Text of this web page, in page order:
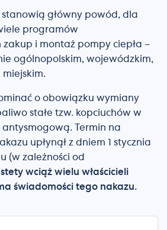
stanowią główny powód, dla
programów
i montaż pompy ciepła –
ogólnopolskim, wojewódzkim,
o obowiązku wymiany
stałe tzw. kopciuchów w
antysmogową. Termin na
upłynął z dniem 1 stycznia
(w zależności od
wciąż wielu właścicieli
świadomości tego nakazu.